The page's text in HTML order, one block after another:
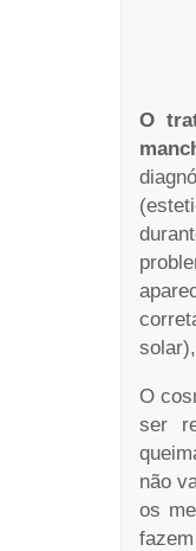
O
O
ser
não
os